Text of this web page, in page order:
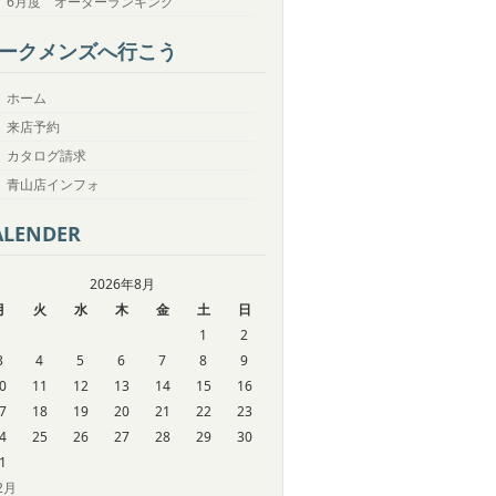
クメンズへ行こう
ホーム
来店予約
カタログ請求
青山店インフォ
2026年8月
火 水 木 金 土
日
1
2
4 5 6 7 8
9
11 12 13 14 15
16
18 19 20 21 22
23
25 26 27 28 29
30